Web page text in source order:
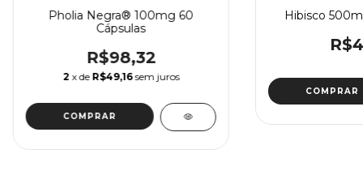
Pholia Negra® 100mg 60
Cápsulas
R$98,32
2 x de R$49,16 sem juros
Hibisco